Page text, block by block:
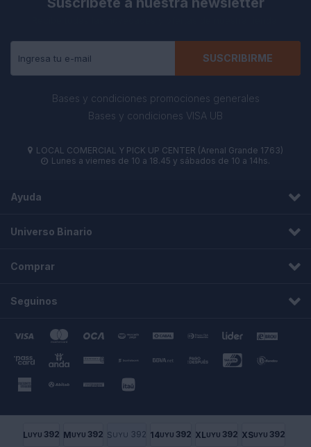
LUYU 392 MUYU 392 SUYU 392 14UYU 392 XLUYU 392 XSUYU 392
SUSCRIBIRME
Bases y condiciones promociones generales
Bases y condiciones VISA UB
 LOCAL COMERCIAL Y PICK UP CENTER (Arenal Grande 1763)
 Lunes a viernes de 10 a 18.45 y sábados de 10 a 14hs.
Ayuda
Universo Binario
Comprar
Seguinos